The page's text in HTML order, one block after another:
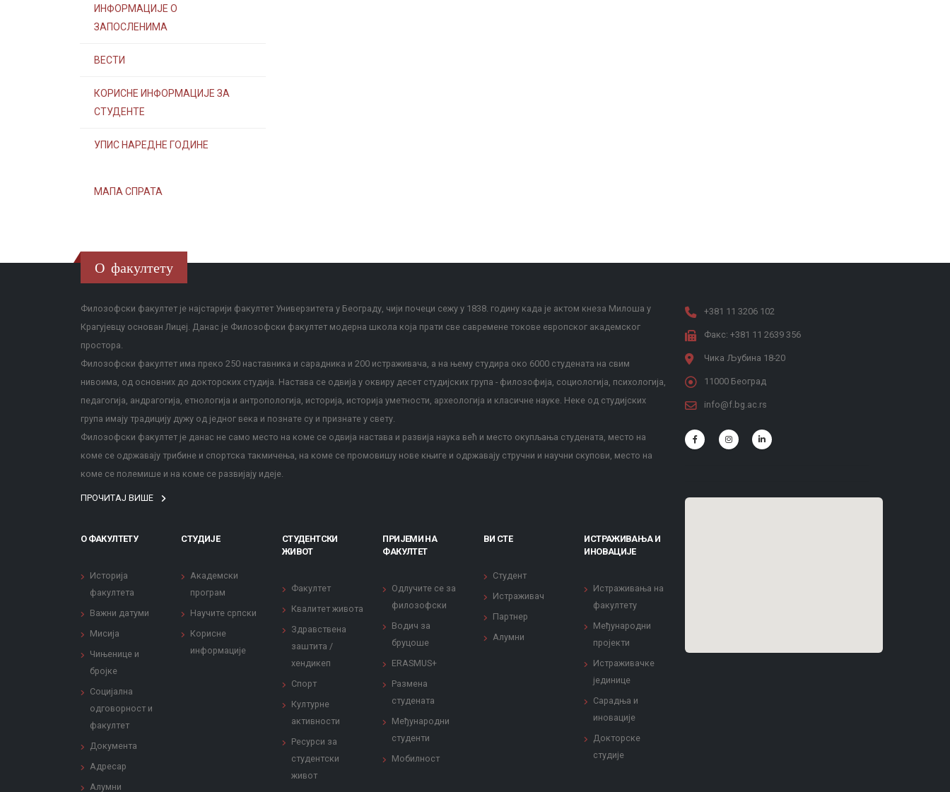
ИНФОРМАЦИЈЕ О
ЗАПОСЛЕНИМА
ВЕСТИ
КОРИСНЕ ИНФОРМАЦИЈЕ ЗА
СТУДЕНТЕ
УПИС НАРЕДНЕ ГОДИНЕ
МАПА СПРАТА
О факултету
Филозофски факултет је најстарији факултет Универзитета у Београду, чији почеци сежу у 1838. годину када је актом кнеза Милоша у
Крагујевцу основан Лицеј. Данас је Филозофски факултет модерна школа која прати све савремене токове европског академског
простора.
Филозофски факултет има преко 250 наставника и сарадника и 200 истраживача, а на њему студира око 6000 студената на свим
нивоима, од основних до докторских студија. Настава се одвија у оквиру десет студијских група - филозофија, социологија, психологија,
педагогија, андрагогија, етнологија и антропологија, историја, историја уметности, археологија и класичне науке. Неке од студијских
група имају традицију дужу од једног века и познате су и признате у свету.
Филозофски факултет је данас не само место на коме се одвија настава и развија наука већ и место окупљања студената, место на
коме се одржавају трибине и спортска такмичења, на коме се промовишу нове књиге и одржавају стручни и научни скупови, место на
коме се полемише и на коме се развијају идеје.
ПРОЧИТАЈ ВИШЕ
О ФАКУЛТЕТУ
Историја
факултета
Важни датуми
Мисија
Чињенице и
бројке
Социјална
одговорност и
факултет
Документа
Адресар
Алумни
СТУДИЈЕ
Академски
програм
Научите српски
Корисне
информације
СТУДЕНТСКИ
ЖИВОТ
Факултет
Квалитет живота
Здравствена
заштита /
хендикеп
Спорт
Културне
активности
Ресурси за
студентски
живот
ПРИЈЕМИ НА
ФАКУЛТЕТ
Одлучите се за
филозофски
Водич за
бруцоше
ERASMUS+
Размена
студената
Међународни
студенти
Мобилност
ВИ СТЕ
Студент
Истраживач
Партнер
Алумни
ИСТРАЖИВАЊА И
ИНОВАЦИЈЕ
Истраживања на
факултету
Међународни
пројекти
Истраживачке
јединице
Сарадња и
иновације
Докторске
студије
+381 11 3206 102
Факс: +381 11 2639 356
Чика Љубина 18-20
11000 Београд
info@f.bg.ac.rs